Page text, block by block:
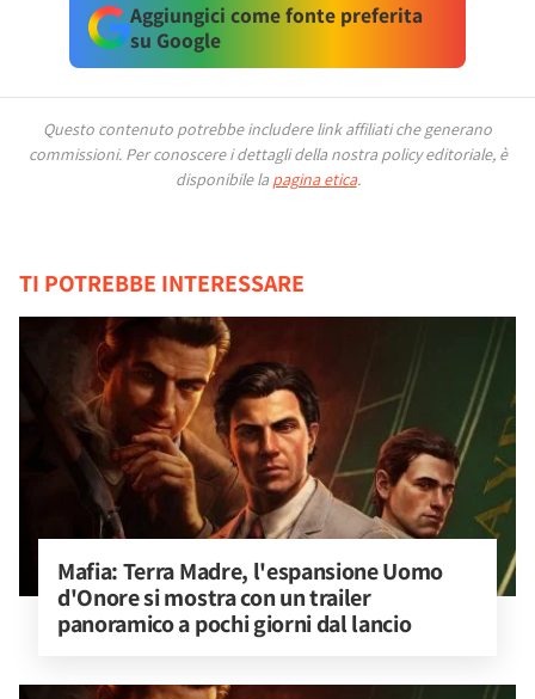
Aggiungici come fonte preferita
su Google
Questo contenuto potrebbe includere link affiliati che generano
commissioni. Per conoscere i dettagli della nostra policy editoriale, è
disponibile la pagina etica.
TI POTREBBE INTERESSARE
Mafia: Terra Madre, l'espansione Uomo
d'Onore si mostra con un trailer
panoramico a pochi giorni dal lancio